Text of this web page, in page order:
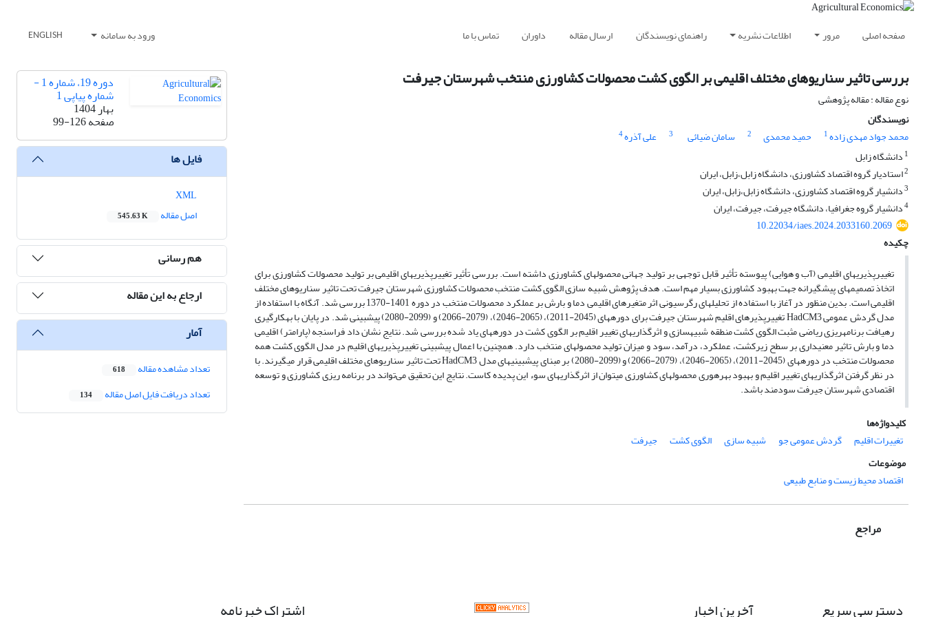
صفحه اصلی مرور اطلاعات نشریه راهنمای نویسندگان ارسال مقاله داوران تماس با ما ورود به سامانه ENGLISH
بررسی تاثیر سناریوهای مختلف اقلیمی بر الگوی کشت محصولات کشاورزی منتخب شهرستان جیرفت
نوع مقاله : مقاله پژوهشی
نویسندگان
محمد جواد مهدی زاده1 حمید محمدی 2 سامان ضیائی 3 علی آذره4
1 دانشگاه زابل
2استادیار گروه اقتصاد کشاورزی، دانشگاه زابل،زابل، ایران
3دانشیار گروه اقتصاد کشاورزی، دانشگاه زابل،زابل، ایران
4دانشیار گروه جغرافیا، دانشگاه جیرفت، جیرفت، ایران
10.22034/iaes.2024.2033160.2069
چکیده
تغییرپذیری­های اقلیمی (آب و هوایی) پیوسته تأثیر قابل توجهی بر تولید جهانی محصول­های کشاورزی داشته است. بررسی تأثیر تغییرپذیری­های اقلیمی بر تولید محصولات کشاورزی برای
اتخاذ تصمیم­های پیشگیرانه جهت بهبود کشاورزی بسیار مهم است. هدف پژوهش شبیه سازی الگوی کشت منتخب محصولات کشاورزی شهرستان جیرفت تحت تاثیر سناریوهای مختلف
اقلیمی است. بدین منظور در آغاز با استفاده از تحلیل­های رگرسیونی اثر متغیرهای اقلیمی دما و بارش بر عملکرد محصولات منتخب در دوره 1401-1370 بررسی شد. آنگاه با استفاده از
مدل گردش عمومی HadCM3 تغییرپذیرهای اقلیم شهرستان جیرفت برای دوره­های (2045-2011)، (2065-2046)، (2079-2066) و (2099-2080) پیش­بینی شد. در پایان با به­کارگیری
رهیافت برنامه­ریزی ریاضی مثبت الگوی کشت منطقه شبیه­سازی و اثرگذاری­های تغییر اقلیم بر الگوی کشت در دوره­های یاد شده بررسی شد. نتایج نشان داد فراسنجه (پارامتر) اقلیمی
دما و بارش تاثیر معنی­داری بر سطح زیرکشت، عملکرد، درآمد، سود و میزان تولید محصول­های منتخب دارد. هم­چنین با اعمال پیش­بینی تغییرپذیری­های اقلیم در مدل الگوی کشت همه
محصولات منتخب در دوره­های (2045-2011)، (2065-2046)، (2079-2066) و (2099-2080) بر مبنای پیش­بینی­های مدل HadCM3 تحت تاثیر سناریوهای مختلف اقلیمی قرار می­گیرند. با
در نظر گرفتن اثرگذاری­های تغییر اقلیم و بهبود بهره­وری محصول­های کشاورزی می­توان از اثرگذاری­های سوء این پدیده کاست. نتایج این تحقیق‌ می‌تواند در برنامه ریزی کشاورزی و توسعه
اقتصادی شهرستان جیرفت سودمند باشد.
کلیدواژه‌ها
تغییرات اقلیم
گردش عمومی جو شبیه سازی الگوی کشت
جیرفت
موضوعات
اقتصاد محیط زیست و منابع طبیعی
مراجع
دوره 19، شماره 1 -
شماره پیاپی 1
بهار 1404
صفحه99-126
فایل ها
اصل مقاله
545.63 K
هم رسانی
ارجاع به این مقاله
آمار
تعداد مشاهده مقاله 618
تعداد دریافت فایل اصل مقاله 134
دسترسی سریع آخرین اخبار اشتراک خبرنامه